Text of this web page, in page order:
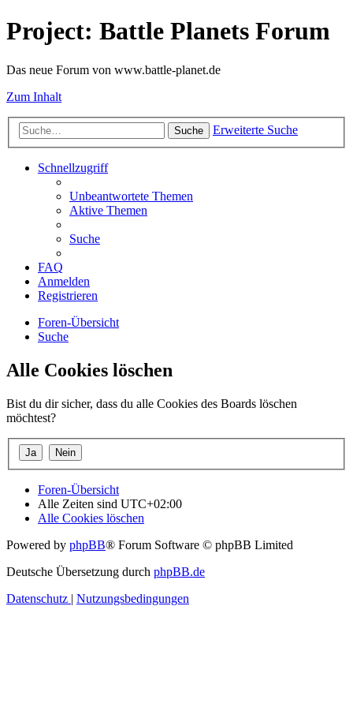
Project: Battle Planets Forum
Das neue Forum von www.battle-planet.de
Zum Inhalt
Suche Erweiterte Suche
Schnellzugriff
Unbeantwortete Themen
Aktive Themen
Suche
FAQ
Anmelden
Registrieren
Foren-Übersicht
Suche
Alle Cookies löschen
Bist du dir sicher, dass du alle Cookies des Boards löschen
möchtest?
Foren-Übersicht
Alle Zeiten sind UTC+02:00
Alle Cookies löschen
Powered by phpBB® Forum Software © phpBB Limited
Deutsche Übersetzung durch phpBB.de
Datenschutz | Nutzungsbedingungen